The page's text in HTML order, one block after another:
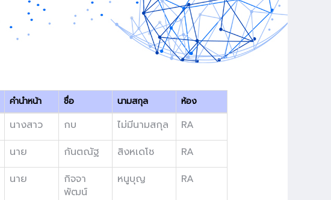
คำนำหน้า ชื่อ นามสกุล ห้อง
นางสาว กบ ไม่มีนามสกุล RA
นาย กันตณัฐ สิงหเดโช RA
นาย
กิจจา
พัฒน์
หนูบุญ RA